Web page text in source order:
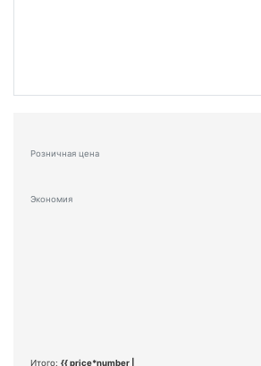
Розничная цена
Экономия
Итого: {{ price*number |